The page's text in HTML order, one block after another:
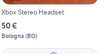
Xbox Stereo Headset
50 €
Bologna (BO)